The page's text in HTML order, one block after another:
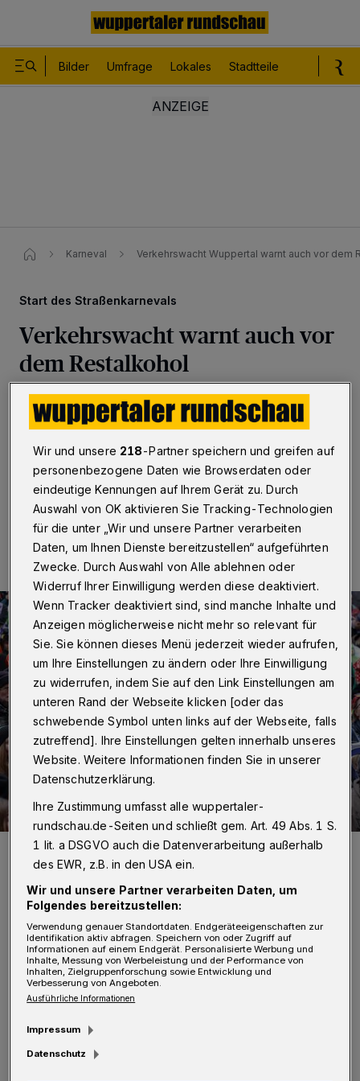
Bilder Umfrage Lokales Stadtteile
Karneval Verkehrswacht Wuppertal warnt auch vor dem
Start des Straßenkarnevals
Verkehrswacht warnt auch vor
dem Restalkohol
Wuppertal·Die Verkehrswacht Wuppertal erinnert
zum Start des Straßenkarnevals die Auto- und
Alkohol und Cannabis zu lassen.
Eine Minute Lesezeit
Bild von der Open-air-Party im Februar 2024 vor dem Wuppertaler
Rathaus.
„Wer sich ans Steuer setzt oder mit Motorrad,
Fahrrad oder E-Scooter unterwegs ist, sollte
dies ausschließlich nüchtern tun. Anderweitig
riskiert man sein eigenes und das Leben von
Wir und unsere 218-Partner speichern und greifen auf
personenbezogene Daten wie Browserdaten oder
eindeutige Kennungen auf Ihrem Gerät zu. Durch
Auswahl von OK aktivieren Sie Tracking-Technologien
für die unter „Wir und unsere Partner verarbeiten
Daten, um Ihnen Dienste bereitzustellen“ aufgeführten
Zwecke. Durch Auswahl von Alle ablehnen oder
Widerruf Ihrer Einwilligung werden diese deaktiviert.
Wenn Tracker deaktiviert sind, sind manche Inhalte und
Anzeigen möglicherweise nicht mehr so relevant für
Sie. Sie können dieses Menü jederzeit wieder aufrufen,
um Ihre Einstellungen zu ändern oder Ihre Einwilligung
zu widerrufen, indem Sie auf den Link Einstellungen am
unteren Rand der Webseite klicken [oder das
schwebende Symbol unten links auf der Webseite, falls
zutreffend]. Ihre Einstellungen gelten innerhalb unseres
Website. Weitere Informationen finden Sie in unserer
Datenschutzerklärung.
Ihre Zustimmung umfasst alle wuppertaler-
rundschau.de-Seiten und schließt gem. Art. 49 Abs. 1 S.
1 lit. a DSGVO auch die Datenverarbeitung außerhalb
des EWR, z.B. in den USA ein.
Wir und unsere Partner verarbeiten Daten, um
Folgendes bereitzustellen:
Verwendung genauer Standortdaten. Endgeräteeigenschaften zur
Identifikation aktiv abfragen. Speichern von oder Zugriff auf
Informationen auf einem Endgerät. Personalisierte Werbung und
Inhalte, Messung von Werbeleistung und der Performance von
Inhalten, Zielgruppenforschung sowie Entwicklung und
Verbesserung von Angeboten.
Ausführliche Informationen
Impressum
Datenschutz